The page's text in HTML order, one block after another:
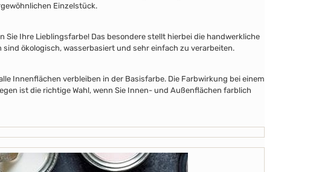
Einzelstück.
Ihre Lieblingsfarbe! Das besondere stellt hierbei die handwerkliche
ökologisch, wasserbasiert und sehr einfach zu verarbeiten.
Innenflächen verbleiben in der Basisfarbe. Die Farbwirkung bei einem
ist die richtige Wahl, wenn Sie Innen- und Außenflächen farblich